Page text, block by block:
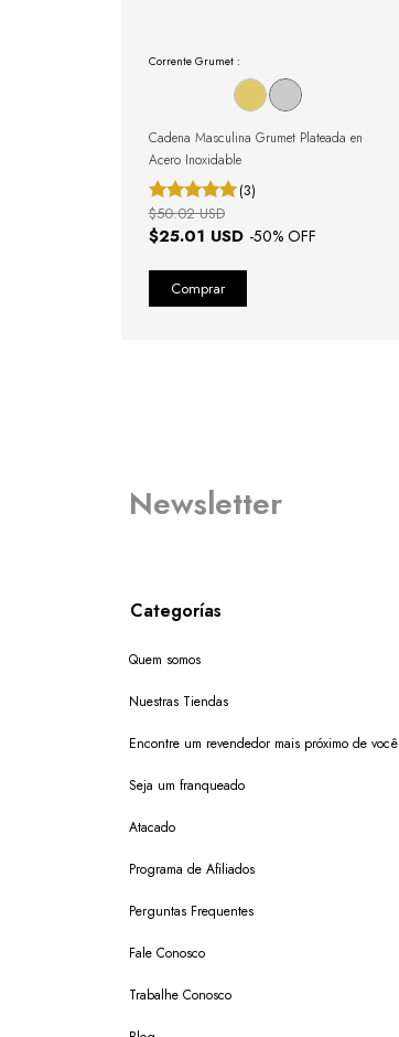
Corrente Grumet :
Cadena Masculina Grumet Plateada en
Acero Inoxidable
(3)
$25.01 USD -50% OFF
$50.02 USD
Newsletter
Categorías
Quem somos
Nuestras Tiendas
Encontre um revendedor mais próximo de você
Seja um franqueado
Atacado
Programa de Afiliados
Perguntas Frequentes
Fale Conosco
Trabalhe Conosco